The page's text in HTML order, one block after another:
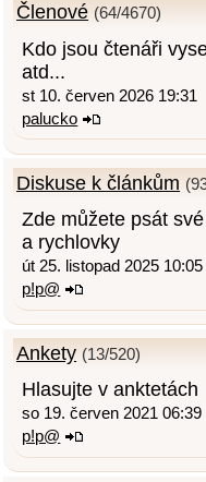
Členové (64/4670)
Kdo jsou čtenáři
atd...
st 10. červen 2026 19:31
palucko
Diskuse k článkům
Zde můžete psát
a rychlovky
út 25. listopad 2025 10:05
p!p@
Ankety (13/520)
Hlasujte v anktetách
so 19. červen 2021 06:39
p!p@